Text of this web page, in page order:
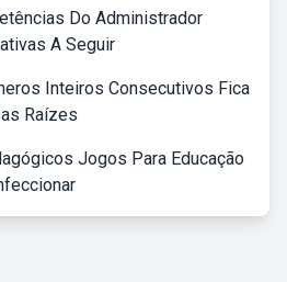
Do Administrador
A Seguir
Inteiros Consecutivos Fica
Raízes
Jogos Para Educação